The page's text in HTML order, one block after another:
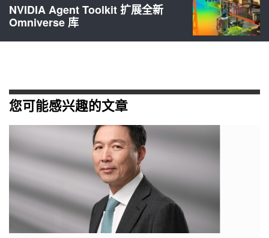
NVIDIA Agent Toolkit 扩展全新
Omniverse 库
您可能感兴趣的文章